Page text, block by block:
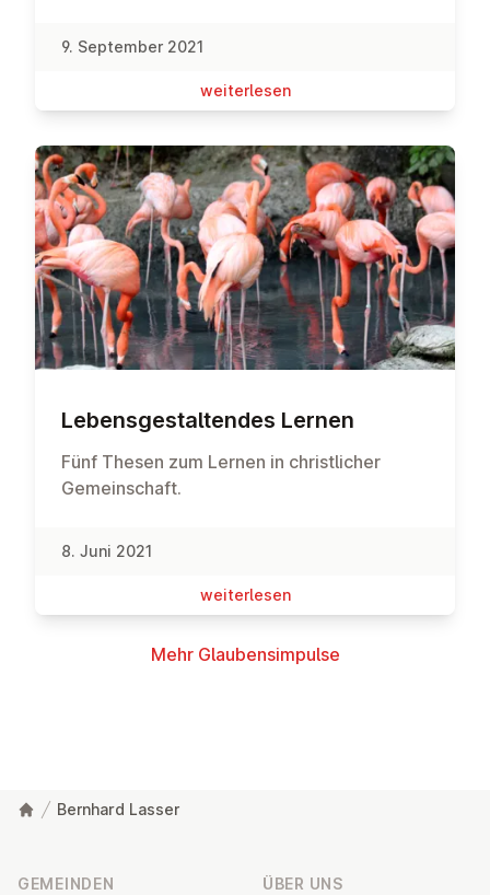
9. September 2021
wei­ter­le­sen
Le­bens­ge­stal­ten­des Lernen
Fünf Thesen zum Lernen in christlicher
Gemeinschaft.
8. Juni 2021
wei­ter­le­sen
Mehr Glau­bens­im­pul­se
Bernhard Lasser
GEMEINDEN ÜBER UNS